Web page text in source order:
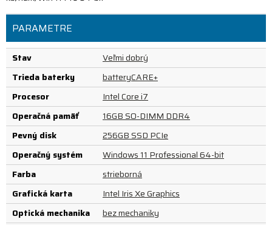
PARAMETRE
Stav
Veľmi dobrý
Trieda baterky
batteryCARE+
Procesor
Intel Core i7
Operačná pamäť
16GB SO-DIMM DDR4
Pevný disk
256GB SSD PCIe
Operačný systém
Windows 11 Professional 64-bit
Farba
strieborná
Grafická karta
Intel Iris Xe Graphics
Optická mechanika
bez mechaniky